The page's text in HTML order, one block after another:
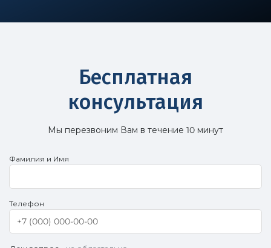
Бесплатная
консультация
Мы перезвоним Вам в течение 10 минут
Фамилия и Имя
Телефон